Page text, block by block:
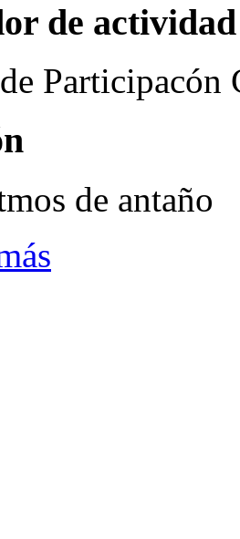
de actividad
Participacón
de antaño